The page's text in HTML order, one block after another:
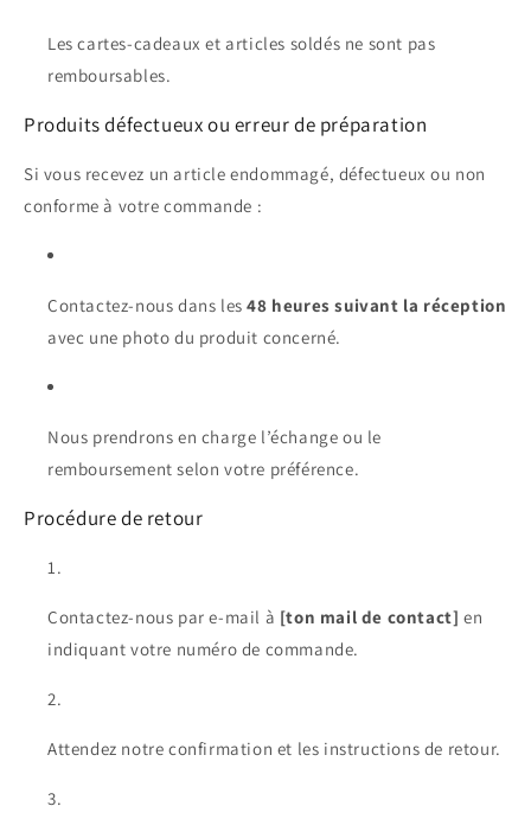
Les cartes-cadeaux et articles soldés ne sont pas
remboursables.
Produits défectueux ou erreur de préparation
Si vous recevez un article endommagé, défectueux ou non
conforme à votre commande :
Contactez-nous dans les48 heures suivant la réception
avec une photo du produit concerné.
Nous prendrons en charge l’échange ou le
remboursement selon votre préférence.
Procédure de retour
Contactez-nous par e-mail à [ton mail de contact] en
indiquant votre numéro de commande.
Attendez notre confirmation et les instructions de retour.